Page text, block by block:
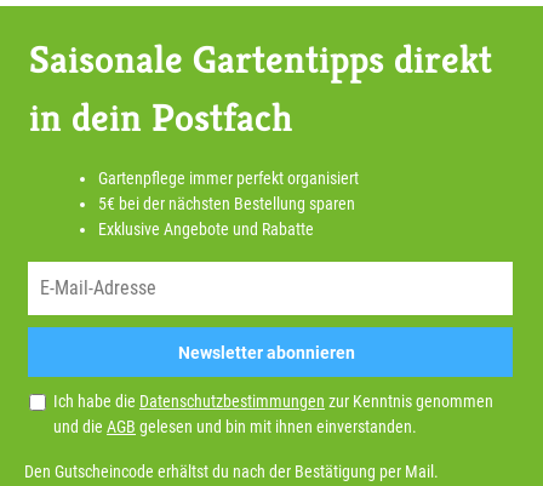
Saisonale Gartentipps direkt
in dein Postfach
Gartenpflege immer perfekt organisiert
5€ bei der nächsten Bestellung sparen
Exklusive Angebote und Rabatte
Newsletter abonnieren
Ich habe die Datenschutzbestimmungen zur Kenntnis genommen
und die AGB gelesen und bin mit ihnen einverstanden.
Den Gutscheincode erhältst du nach der Bestätigung per Mail.